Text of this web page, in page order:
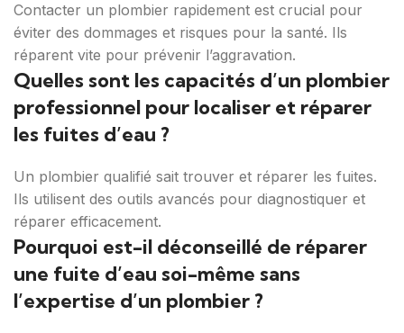
Contacter un plombier rapidement est crucial pour
éviter des dommages et risques pour la santé. Ils
réparent vite pour prévenir l’aggravation.
Quelles sont les capacités d’un plombier
professionnel pour localiser et réparer
les fuites d’eau ?
Un plombier qualifié sait trouver et réparer les fuites.
Ils utilisent des outils avancés pour diagnostiquer et
réparer efficacement.
Pourquoi est-il déconseillé de réparer
une fuite d’eau soi-même sans
l’expertise d’un plombier ?